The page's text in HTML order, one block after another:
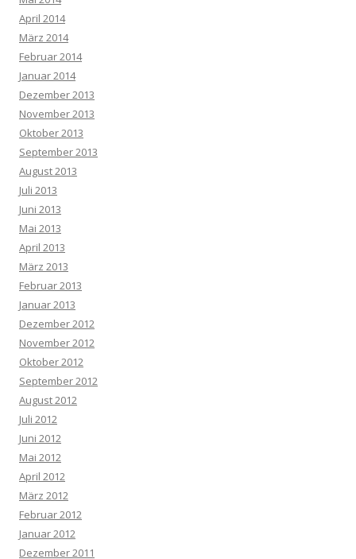
April 2014
März 2014
Februar 2014
Januar 2014
Dezember 2013
November 2013
Oktober 2013
September 2013
August 2013
Juli 2013
Juni 2013
Mai 2013
April 2013
März 2013
Februar 2013
Januar 2013
Dezember 2012
November 2012
Oktober 2012
September 2012
August 2012
Juli 2012
Juni 2012
Mai 2012
April 2012
März 2012
Februar 2012
Januar 2012
Dezember 2011